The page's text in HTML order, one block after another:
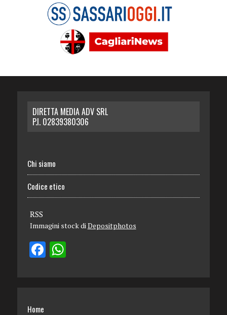
DIRETTA MEDIA ADV SRL
P.I. 02839380306
Chi siamo
Codice etico
RSS
Immagini stock di Depositphotos
Home